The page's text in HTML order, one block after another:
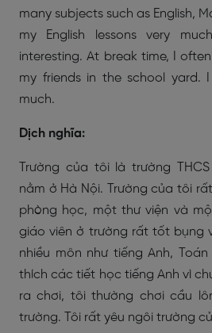
many subjects such as English,
my English lessons very
interesting. At break time, I
my friends in the school yard.
much.
Dịch nghĩa:
Trường của tôi là trường
nằm ở Hà Nội. Trường của tôi
phòng học, một thư viện và
giáo viên ở trường rất tốt bụng
nhiều môn như tiếng Anh,
thích các tiết học tiếng Anh vì
ra chơi, tôi thường chơi cầu
trường. Tôi rất yêu ngôi trường